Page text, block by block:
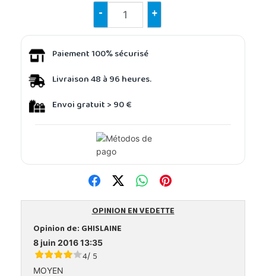
- +
Paiement 100% sécurisé
Livraison 48 à 96 heures.
Envoi gratuit > 90 €
OPINION EN VEDETTE
Opinion de:GHISLAINE
8 juin 2016 13:35
4/ 5
MOYEN